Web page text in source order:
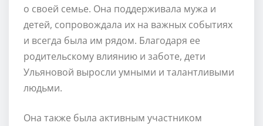
о своей семье. Она поддерживала мужа и
детей, сопровождала их на важных событиях
и всегда была им рядом. Благодаря ее
родительскому влиянию и заботе, дети
Ульяновой выросли умными и талантливыми
людьми.
Она также была активным участником